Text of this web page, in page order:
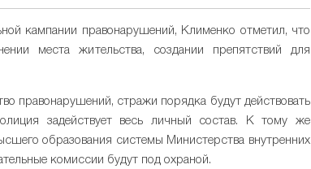
кампании правонарушений, Клименко отметил, что
места жительства, создании препятствий для
правонарушений, стражи порядка будут действовать
задействует весь личный состав. К тому же
образования системы Министерства внутренних
комиссии будут под охраной.